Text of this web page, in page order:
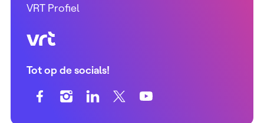
VRT Profiel
VRT (home)
Tot op de socials!